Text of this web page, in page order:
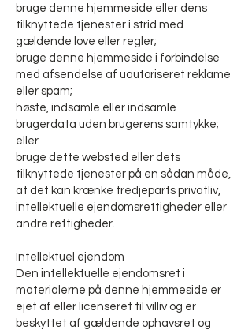
bruge denne hjemmeside eller dens
tilknyttede tjenester i strid med
gældende love eller regler;
bruge denne hjemmeside i forbindelse
med afsendelse af uautoriseret reklame
eller spam;
høste, indsamle eller indsamle
brugerdata uden brugerens samtykke;
eller
bruge dette websted eller dets
tilknyttede tjenester på en sådan måde,
at det kan krænke tredjeparts privatliv,
intellektuelle ejendomsrettigheder eller
andre rettigheder.
Intellektuel ejendom
Den intellektuelle ejendomsret i
materialerne på denne hjemmeside er
ejet af eller licenseret til villiv og er
beskyttet af gældende ophavsret og